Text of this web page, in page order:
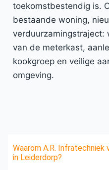
toekomstbestendig is.
bestaande woning,
verduurzamingstraject:
van de meterkast,
kookgroep en veilige
omgeving.
Waarom A.R.
in Leiderdorp?